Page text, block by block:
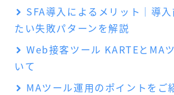
SFA導入によるメリット｜導
たい失敗パターンを解説
Web接客ツール KARTEとMA
いて
MAツール運用のポイントをご